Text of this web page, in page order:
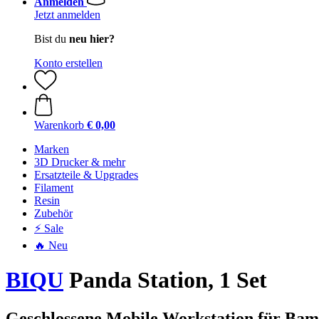
Jetzt anmelden
Bist du neu hier?
Konto erstellen
Warenkorb € 0,00
Marken
3D Drucker & mehr
Ersatzteile & Upgrades
Filament
Resin
Zubehör
⚡ Sale
🔥 Neu
BIQU Panda Station, 1 Set